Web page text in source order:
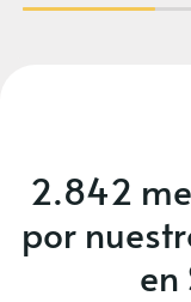
2.842
por
en